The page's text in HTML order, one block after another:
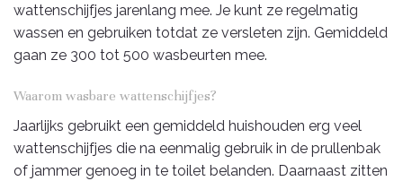
wattenschijfjes jarenlang mee. Je kunt ze regelmatig
wassen en gebruiken totdat ze versleten zijn. Gemiddeld
gaan ze 300 tot 500 wasbeurten mee.
Waarom wasbare wattenschijfjes?
Jaarlijks gebruikt een gemiddeld huishouden erg veel
wattenschijfjes die na eenmalig gebruik in de prullenbak
of jammer genoeg in te toilet belanden. Daarnaast zitten